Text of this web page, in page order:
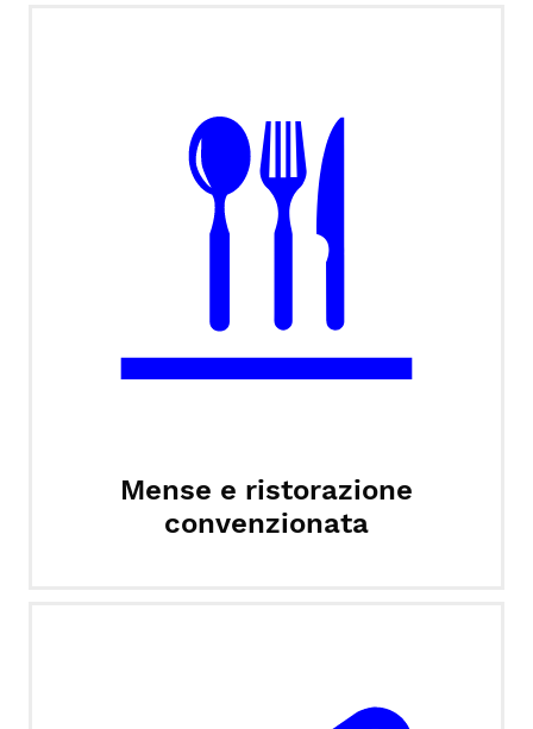
Mense e ristorazione
convenzionata